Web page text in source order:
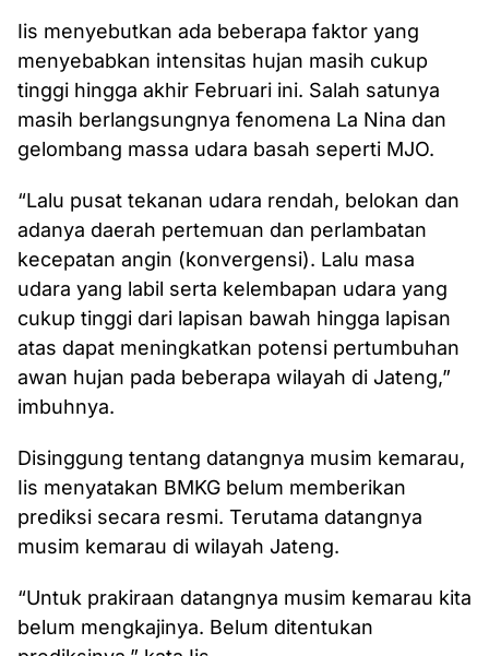
Iis menyebutkan ada beberapa faktor yang
menyebabkan intensitas hujan masih cukup
tinggi hingga akhir Februari ini. Salah satunya
masih berlangsungnya fenomena La Nina dan
gelombang massa udara basah seperti MJO.
“Lalu pusat tekanan udara rendah, belokan dan
adanya daerah pertemuan dan perlambatan
kecepatan angin (konvergensi). Lalu masa
udara yang labil serta kelembapan udara yang
cukup tinggi dari lapisan bawah hingga lapisan
atas dapat meningkatkan potensi pertumbuhan
awan hujan pada beberapa wilayah di Jateng,”
imbuhnya.
Disinggung tentang datangnya musim kemarau,
Iis menyatakan BMKG belum memberikan
prediksi secara resmi. Terutama datangnya
musim kemarau di wilayah Jateng.
“Untuk prakiraan datangnya musim kemarau kita
belum mengkajinya. Belum ditentukan